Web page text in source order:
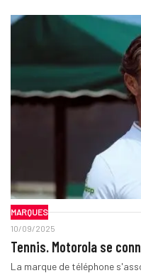
MARQUES
10/09/2025
Tennis. Motorola se
La marque de téléphone